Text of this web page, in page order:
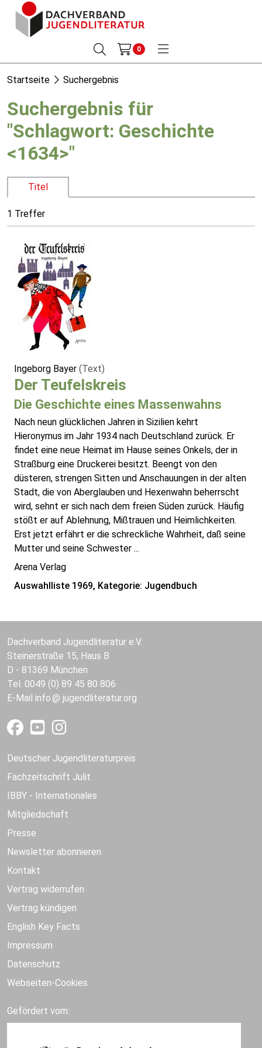
0
Startseite Suchergebnis
Suchergebnis für
"Schlagwort: Geschichte
<1634>"
Titel
1 Treffer
Ingeborg Bayer (Text)
Der Teufelskreis
Die Geschichte eines Massenwahns
Nach neun glücklichen Jahren in Sizilien kehrt
Hieronymus im Jahr 1934 nach Deutschland zurück. Er
findet eine neue Heimat im Hause seines Onkels, der in
Straßburg eine Druckerei besitzt. Beengt von den
düsteren, strengen Sitten und Anschauungen in der alten
Stadt, die von Aberglauben und Hexenwahn beherrscht
wird, sehnt er sich nach dem freien Süden zurück. Häufig
stößt er auf Ablehnung, Mißtrauen und Heimlichkeiten.
Erst jetzt erfährt er die schreckliche Wahrheit, daß seine
Mutter und seine Schwester ...
Arena Verlag
Auswahlliste 1969, Kategorie: Jugendbuch
Dachverband Jugendliteratur e.V.
Steinerstraße 15, Haus B
D - 81369 München
Tel. 0049 (0) 89 45 80 806
E-Mail info jugendliteratur.org
Deutscher Jugendliteraturpreis
Fachzeitschrift Julit
IBBY - Internationales
Mitgliedschaft
Presse
Newsletter abonnieren
Kontakt
Vertrag widerrufen
Vertrag kündigen
English Key Facts
Impressum
Datenschutz
Webseiten-Cookies
Gefördert vom: